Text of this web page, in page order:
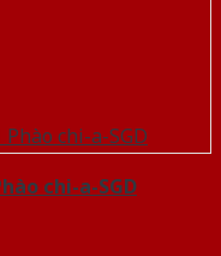
chi-a-SGD